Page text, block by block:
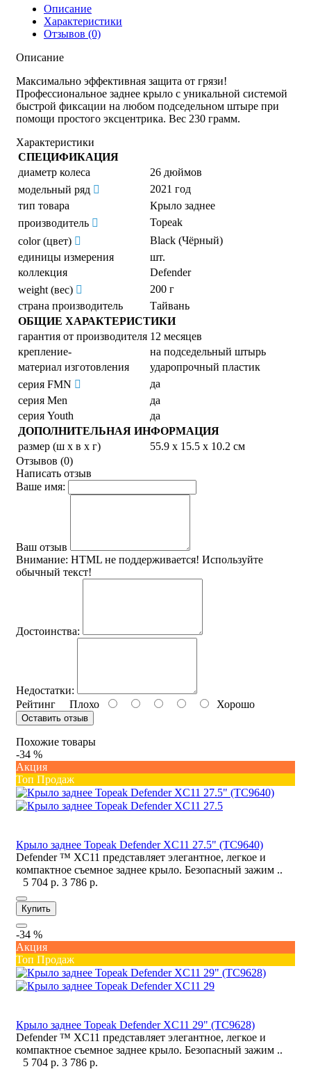
Описание
Характеристики
Отзывов (0)
Описание
Максимально эффективная защита от грязи!
Профессиональное заднее крыло с уникальной системой
быстрой фиксации на любом подседельном штыре при
помощи простого эксцентрика. Вес 230 грамм.
Характеристики
СПЕЦИФИКАЦИЯ
диаметр колеса
26 дюймов
модельный ряд
2021 год
тип товара
Крыло заднее
производитель
Topeak
color (цвет)
Black (Чёрный)
единицы измерения
шт.
коллекция
Defender
weight (вес)
200 г
страна производитель
Тайвань
ОБЩИЕ ХАРАКТЕРИСТИКИ
гарантия от производителя 12 месяцев
крепление-
на подседельный штырь
материал изготовления
ударопрочный пластик
серия FMN
да
серия Men
да
серия Youth
да
ДОПОЛНИТЕЛЬНАЯ ИНФОРМАЦИЯ
размер (ш x в x г)
55.9 x 15.5 x 10.2 см
Отзывов (0)
Написать отзыв
Ваше имя:
Ваш отзыв
Внимание: HTML не поддерживается! Используйте
обычный текст!
Достоинства:
Недостатки:
Рейтинг Плохо Хорошо
Оставить отзыв
Похожие товары
-34 %
Акция
Топ Продаж
Крыло заднее Topeak Defender XC11 27.5" (TC9640)
Defender ™ XC11 представляет элегантное, легкое и
компактное съемное заднее крыло. Безопасный зажим ..
5 704 р. 3 786 р.
Купить
-34 %
Акция
Топ Продаж
Крыло заднее Topeak Defender XC11 29" (TC9628)
Defender ™ XC11 представляет элегантное, легкое и
компактное съемное заднее крыло. Безопасный зажим ..
5 704 р. 3 786 р.